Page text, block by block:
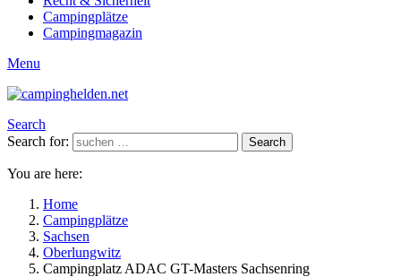
Campingplätze
Campingmagazin
Menu
Search
Search for:
Search
You are here:
Home
Campingplätze
Sachsen
Oberlungwitz
Campingplatz ADAC GT-Masters Sachsenring